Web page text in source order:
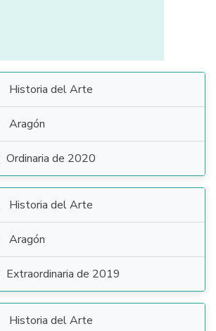
Historia del Arte
Aragón
Ordinaria de 2020
Historia del Arte
Aragón
Extraordinaria de 2019
Historia del Arte